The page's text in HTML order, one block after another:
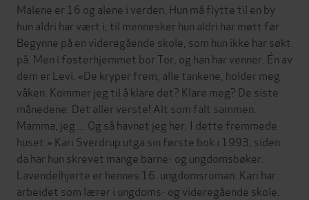
Malene er 16 og alene i verden. Hun må flytte til en by
hun aldri har vært i, til mennesker hun aldri har møtt før.
Begynne på en videregående skole, som hun ikke har søkt
på. Men i fosterhjemmet bor Tor, og han har venner. Én av
dem er Levi. «De kryper frem, alle tankene, holder meg
våken. Kommer jeg til å klare det? Klare meg? De siste
månedene. Det aller verste! Alt som falt sammen.
Mamma, jeg ... Og så havnet jeg her. I dette fremmede
huset.» Kari Sverdrup utga sin første bok i 1993, siden
da har hun skrevet mange barne- og ungdomsbøker.
Lavendelhjerte er hennes 16. ungdomsroman. Kari har
arbeidet som lærer i ungdoms- og videregående skole.